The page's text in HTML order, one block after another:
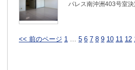
パレス南沖洲403号室
<< 前のページ 1 … 5 6 7 8 9 10 11 12